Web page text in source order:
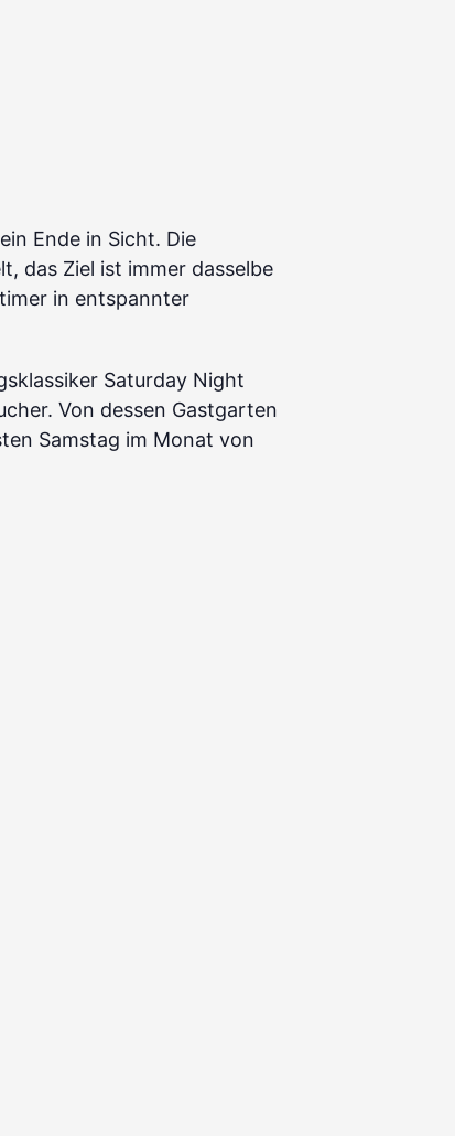
Ende in Sicht. Die
das Ziel ist immer dasselbe
in entspannter
Saturday Night
Von dessen Gastgarten
Samstag im Monat von